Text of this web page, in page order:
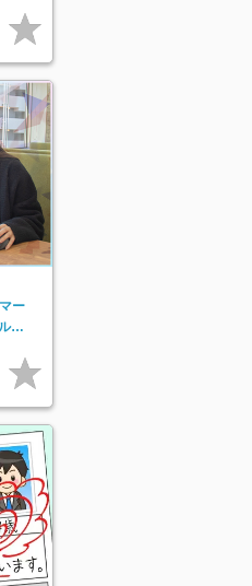
ー
リ